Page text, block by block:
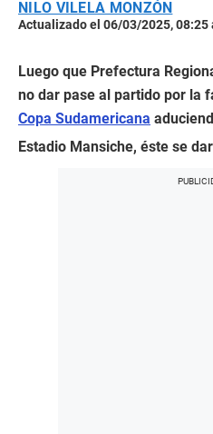
NILO VILELA MONZÓN
Actualizado el 06/03/2025, 08:25
Luego que Prefectura
no dar pase al partido por la
Copa Sudamericana
Estadio Mansiche, éste se